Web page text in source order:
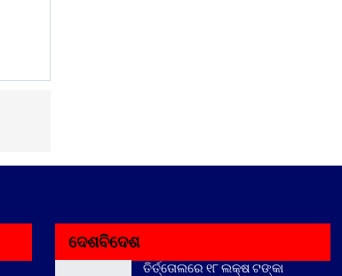
ଦେଶବିଦେଶ
ତିର୍ତ୍ତୋଲରେ ୧୮ ଲକ୍ଷ ଟଙ୍କା